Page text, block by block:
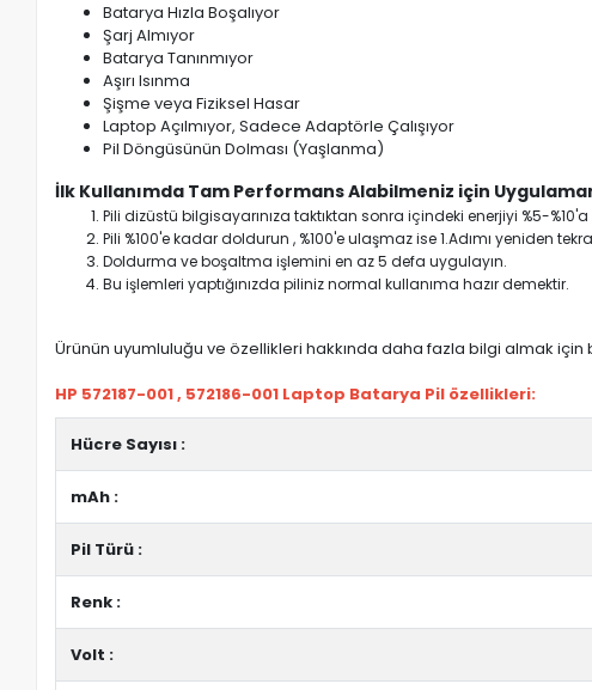
Batarya Hızla Boşalıyor
Şarj Almıyor
Batarya Tanınmıyor
Aşırı Isınma
Şişme veya Fiziksel Hasar
Laptop Açılmıyor, Sadece Adaptörle Çalışıyor
Pil Döngüsünün Dolması (Yaşlanma)
İlk Kullanımda Tam Performans Alabilmeniz için
Pili dizüstü bilgisayarınıza taktıktan sonra içindeki enerjiyi %5-
Pili %100'e kadar doldurun , %100'e ulaşmaz ise 1.Adımı yeniden
Doldurma ve boşaltma işlemini en az 5 defa uygulayın.
Bu işlemleri yaptığınızda piliniz normal kullanıma hazır demektir.
Ürünün uyumluluğu ve özellikleri hakkında daha fazla bilgi almak
HP 572187-001 , 572186-001 Laptop Batarya Pil özellikleri:
Hücre Sayısı :
mAh :
Pil Türü :
Renk :
Volt :